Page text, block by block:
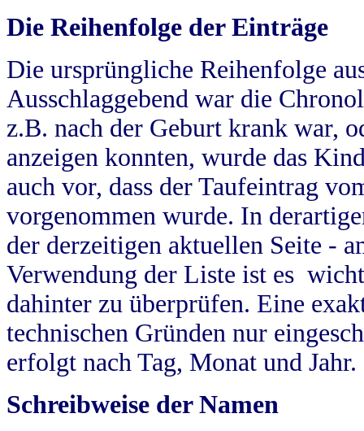
Die Reihenfolge der Einträge
Die ursprüngliche Reihenfolge
Ausschlaggebend war die
z.B. nach der Geburt krank war,
anzeigen konnten, wurde das
auch vor, dass der Taufeintrag
vorgenommen wurde. In
der derzeitigen aktuellen Seite -
Verwendung der Liste ist es
dahinter zu überprüfen. Eine
technischen Gründen nur
erfolgt nach Tag, Monat und Jahr.
Schreibweise der Namen